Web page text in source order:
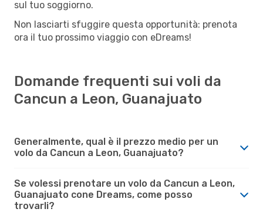
sul tuo soggiorno.
Non lasciarti sfuggire questa opportunità: prenota
ora il tuo prossimo viaggio con eDreams!
Domande frequenti sui voli da
Cancun a Leon, Guanajuato
Generalmente, qual è il prezzo medio per un
volo da Cancun a Leon, Guanajuato?
Se volessi prenotare un volo da Cancun a Leon,
Guanajuato cone Dreams, come posso
trovarli?